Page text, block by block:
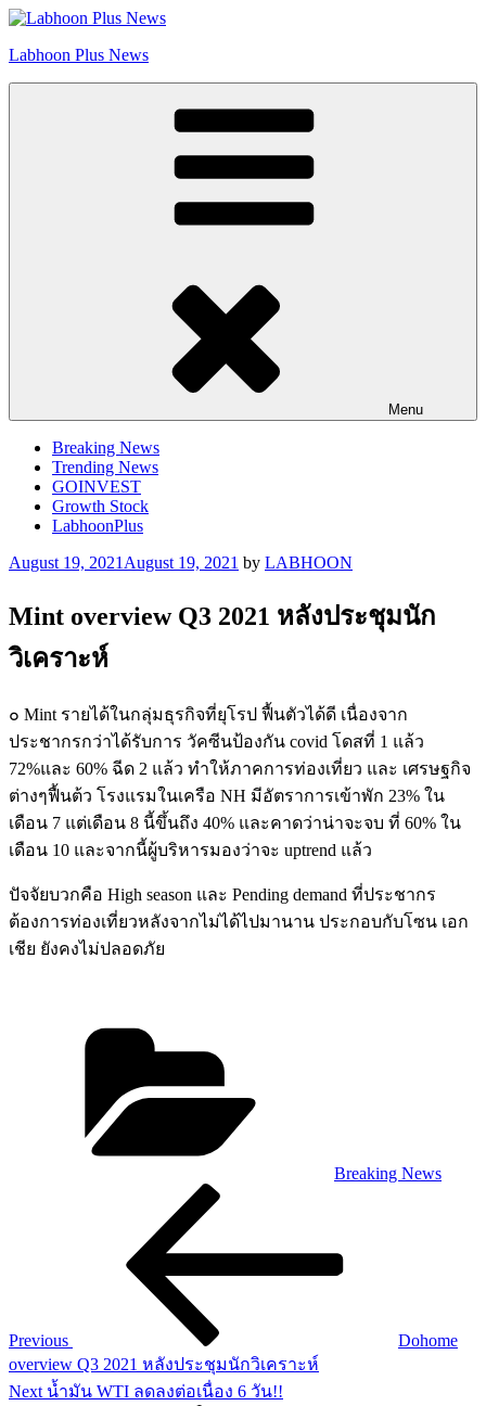
Skip
content
Labhoon Plus News
Menu
Breaking News
Trending News
GOINVEST
Growth Stock
LabhoonPlus
Posted
August 19, 2021 August 19, 2021 by LABHOON
Mint overview Q3 2021 หลังประชุมนัก
วิเคราะห์
๐ Mint รายได้ในกลุ่มธุรกิจที่ยุโรป ฟื้นตัวได้ดี เนื่องจาก
ประชากรกว่าได้รับการ วัคซีนป้องกัน covid โดสที่ 1 แล้ว
72%และ 60% ฉีด 2 แล้ว ทำให้ภาคการท่องเที่ยว และ เศรษฐกิจ
ต่างๆฟื้นต้ว โรงแรมในเครือ NH มีอัตราการเข้าพัก 23% ใน
เดือน 7 แต่เดือน 8 นี้ขึ้นถึง 40% และคาดว่าน่าจะจบ ที่ 60% ใน
เดือน 10 และจากนี้ผู้บริหารมองว่าจะ uptrend แล้ว
ปัจจัยบวกคือ High season และ Pending demand ที่ประชากร
ต้องการท่องเที่ยวหลังจากไม่ได้ไปมานาน ประกอบกับโซน เอก
เชีย ยังคงไม่ปลอดภัย
Breaking News
Previous
Dohome
overview Q3 2021 หลังประชุมนักวิเคราะห์
Next
Next น้ำมัน WTI ลดลงต่อเนื่อง 6 วัน!!